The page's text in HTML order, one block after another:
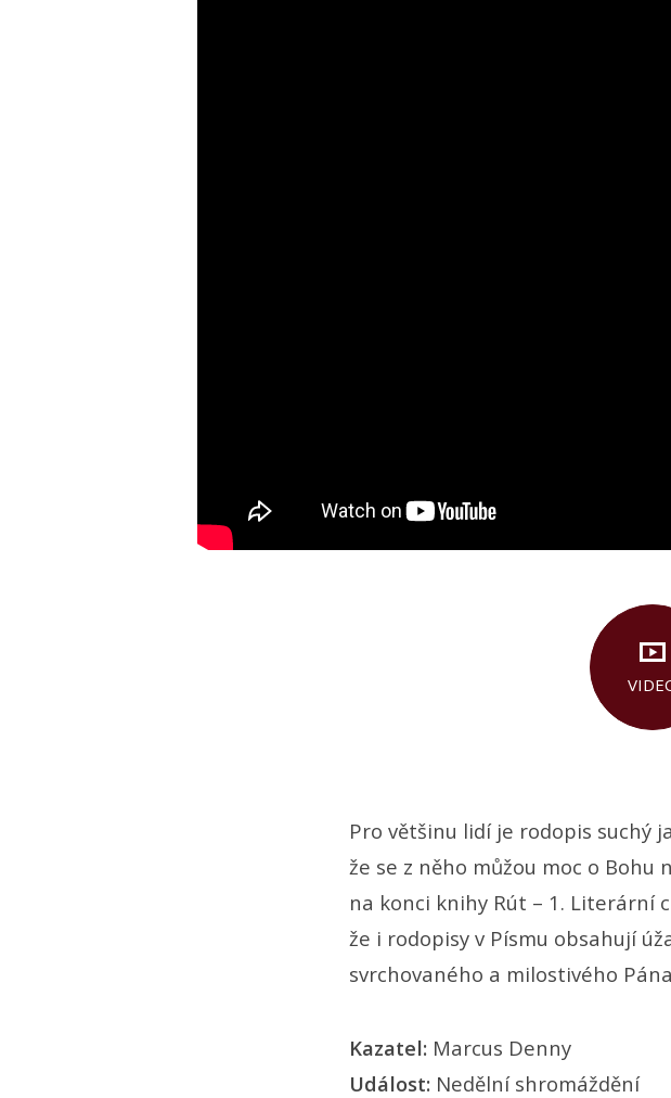
Pro většinu lidí je rodopis suchý
že se z něho můžou moc o
na konci knihy Rút – 1. Literární
že i rodopisy v Písmu obsahují
svrchovaného a milostivého
Kazatel: Marcus Denny
Událost: Nedělní shromáždění